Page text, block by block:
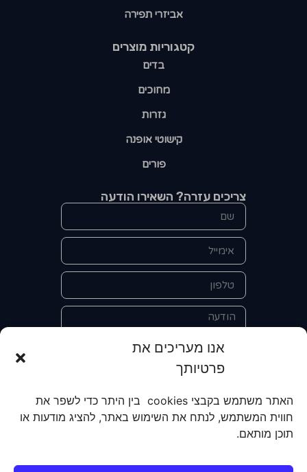
אנו מעריכים את
פרטיותך
האתר משתמש בקבצי cookies בין היתר כדי לשפר את
חווית המשתמש, לנתח את השימוש באתר, להציג מודעות או
תוכן מותאם.
קטגוריות מוצרים​
בדים
מחוכים
גזרות
קישוטי אופנה
פורים
אביזרי תפירה
צריכים עזרה? השאירו הודעה
והשימוש בהם כדי ליצור איתי קשר לצורך
קבלת מידע על מוצרים, שירותים, מועדון
לקוחות. אני מודע/ת שאוכל לבטל את